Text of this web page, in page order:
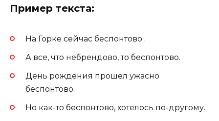
Пример текста:
На Горке сейчас беспонтово .
А все, что небрендово, то беспонтово.
День рождения прошел ужасно
беспонтово.
Но как-то беспонтово, хотелось по-другому.